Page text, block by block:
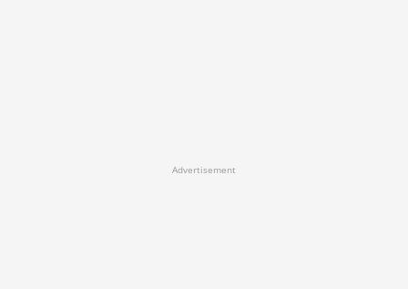
Advertisement